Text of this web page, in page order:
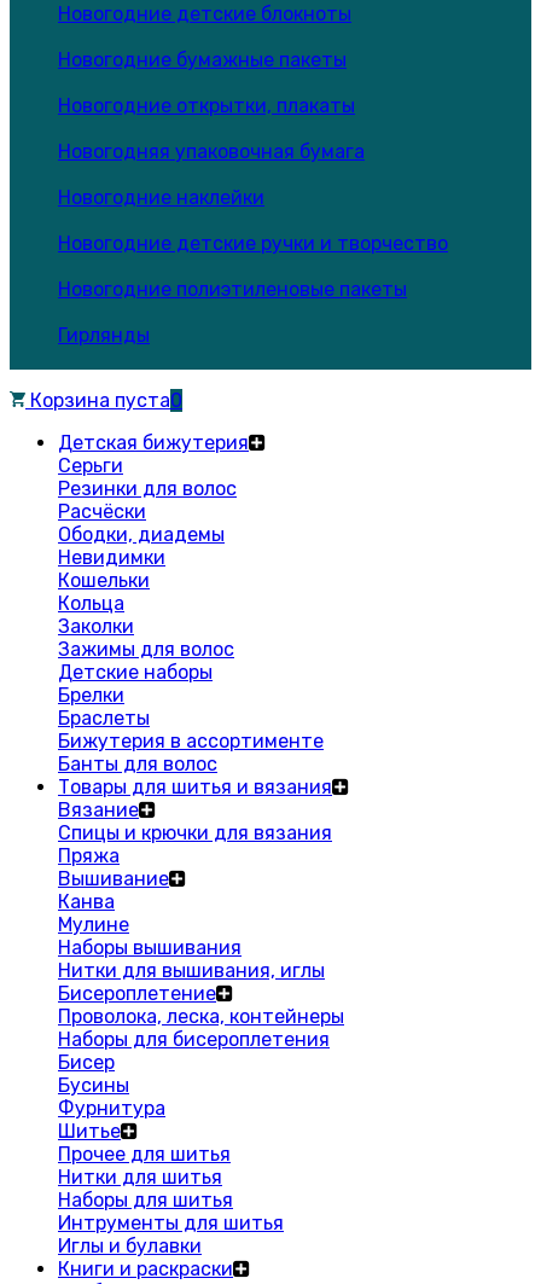
Новогодние детские блокноты
Новогодние бумажные пакеты
Новогодние открытки, плакаты
Новогодняя упаковочная бумага
Новогодние наклейки
Новогодние детские ручки и творчество
Новогодние полиэтиленовые пакеты
Гирлянды
Корзина пуста0
Детская бижутерия
Серьги
Резинки для волос
Расчёски
Ободки, диадемы
Невидимки
Кошельки
Кольца
Заколки
Зажимы для волос
Детские наборы
Брелки
Браслеты
Бижутерия в ассортименте
Банты для волос
Товары для шитья и вязания
Вязание
Спицы и крючки для вязания
Пряжа
Вышивание
Канва
Мулине
Наборы вышивания
Нитки для вышивания, иглы
Бисероплетение
Проволока, леска, контейнеры
Наборы для бисероплетения
Бисер
Бусины
Фурнитура
Шитье
Прочее для шитья
Нитки для шитья
Наборы для шитья
Интрументы для шитья
Иглы и булавки
Книги и раскраски